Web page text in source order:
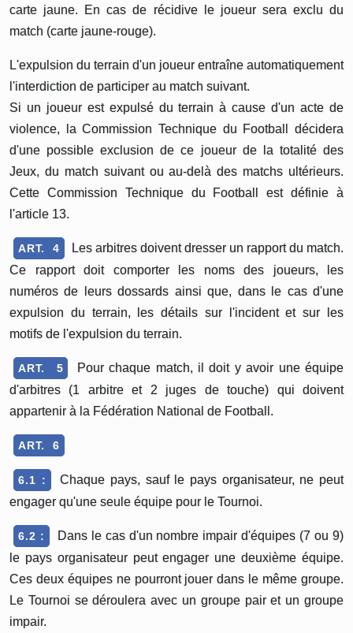
carte jaune. En cas de récidive le joueur sera exclu du
match (carte jaune-rouge).
L'expulsion du terrain d'un joueur entraîne automatiquement
l'interdiction de participer au match suivant.
Si un joueur est expulsé du terrain à cause d'un acte de
violence, la Commission Technique du Football décidera
d'une possible exclusion de ce joueur de la totalité des
Jeux, du match suivant ou au-delà des matchs ultérieurs.
Cette Commission Technique du Football est définie à
l'article 13.
ART. 4
Les arbitres doivent dresser un rapport du match.
Ce rapport doit comporter les noms des joueurs, les
numéros de leurs dossards ainsi que, dans le cas d'une
expulsion du terrain, les détails sur l'incident et sur les
motifs de l'expulsion du terrain.
ART. 5
Pour chaque match, il doit y avoir une équipe
d'arbitres (1 arbitre et 2 juges de touche) qui doivent
appartenir à la Fédération National de Football.
ART. 6
6.1 :
Chaque pays, sauf le pays organisateur, ne peut
engager qu'une seule équipe pour le Tournoi.
6.2 :
Dans le cas d'un nombre impair d'équipes (7 ou 9)
le pays organisateur peut engager une deuxième équipe.
Ces deux équipes ne pourront jouer dans le même groupe.
Le Tournoi se déroulera avec un groupe pair et un groupe
impair.